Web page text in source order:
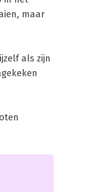
maar
als zijn